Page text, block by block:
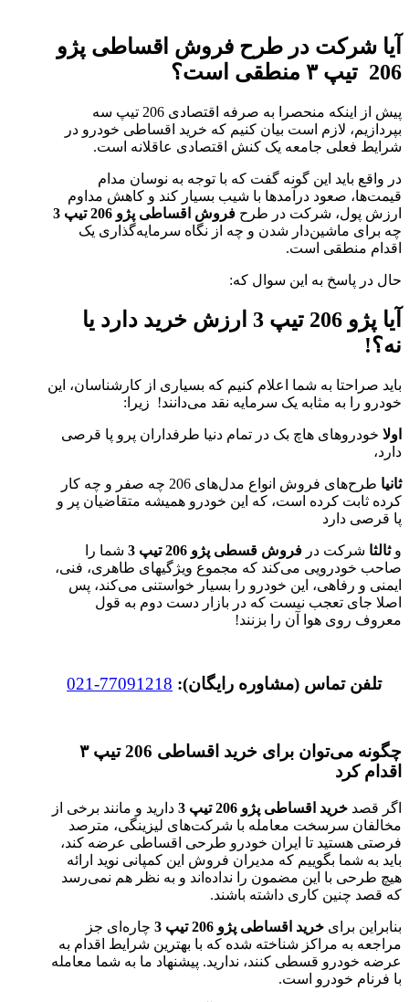
آیا شرکت در طرح فروش اقساطی پژو
206 تیپ ۳ منطقی است
؟
پیش از اینکه منحصرا به صرفه اقتصادی 206 تیپ سه
بپردازیم، لازم است بیان کنیم که خرید اقساطی خودرو در
شرایط فعلی جامعه یک کنش اقتصادی عاقلانه است.
در واقع باید این گونه گفت که با توجه به نوسان مدام
قیمت‌ها، صعود درآمدها با شیب بسیار کند و کاهش مداوم
ارزش پول، شرکت در طرح فروش اقساطی پژو 206 تیپ 3
چه برای ماشین‌دار شدن و چه از نگاه سرمایه‌گذاری یک
اقدام منطقی است.
حال در پاسخ به این سوال که:
آیا پژو 206 تیپ 3 ارزش خرید دارد یا
نه؟!
باید صراحتا به شما اعلام کنیم که بسیاری از کارشناسان، این
خودرو را به مثابه یک سرمایه نقد می‌دانند! زیرا:
اولا خودروهای هاچ بک در تمام دنیا طرفداران پرو پا قرصی
دارد،
ثانیا
طرح‌های فروش انواع مدل‌های 206 چه صفر و چه کار
کرده ثابت کرده است، که این خودرو همیشه متقاضیان پر و
پا قرصی دارد
وثالثا شرکت در فروش قسطی پژو 206 تیپ 3
شما را
صاحب خودرویی می‌کند که مجموع ویژگیهای طاهری، فنی،
ایمنی و رفاهی، این خودرو را بسیار خواستنی می‌کند، پس
اصلا جای تعجب نیست که در بازار دست دوم به قول
معروف روی هوا آن را بزنند!
تلفن تماس (مشاوره رایگان): 77091218-021
چگونه می‌توان برای خرید اقساطی 206 تیپ ۳
اقدام کرد
اگر قصد خرید اقساطی پژو 206 تیپ 3
دارید و مانند برخی از
مخالفان سرسخت معامله با شرکت‌های لیزینگی، مترصد
فرصتی هستید تا ایران خودرو طرحی اقساطی عرضه کند،
باید به شما بگوییم که مدیران فروش این کمپانی نوید ارائه
هیچ طرحی با این مضمون را نداده‌اند و به نظر هم نمی‌رسد
که قصد چنین کاری داشته باشند.
بنابراین برای خرید اقساطی پژو 206 تیپ 3
چاره‌ای جز
مراجعه به مراکز شناخته شده که با بهترین شرایط اقدام به
عرضه خودرو قسطی کنند، ندارید. پیشنهاد ما به شما معامله
با فرنام خودرو است.